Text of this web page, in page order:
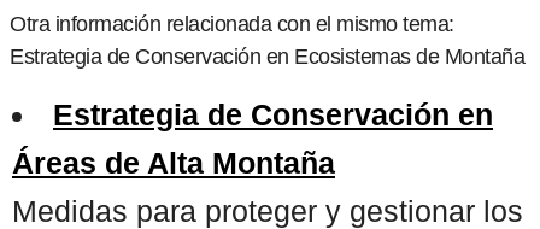
Otra información relacionada con el mismo tema:
Estrategia de Conservación en Ecosistemas de Montaña
Estrategia de Conservación en
Áreas de Alta Montaña
Medidas para proteger y gestionar los